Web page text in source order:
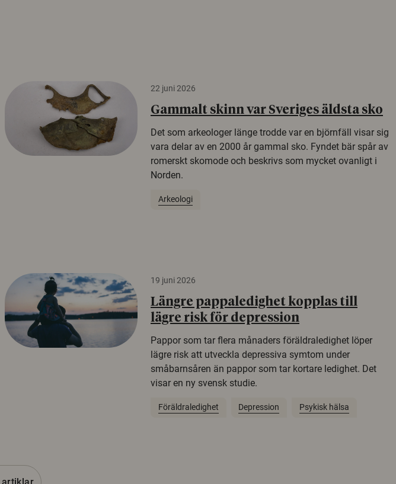
22 juni 2026
Gammalt skinn var Sveriges äldsta sko
Det som arkeologer länge trodde var en björnfäll visar sig
vara delar av en 2000 år gammal sko. Fyndet bär spår av
romerskt skomode och beskrivs som mycket ovanligt i
Norden.
Arkeologi
19 juni 2026
Längre pappaledighet kopplas till
lägre risk för depression
Pappor som tar flera månaders föräldraledighet löper
lägre risk att utveckla depressiva symtom under
småbarnsåren än pappor som tar kortare ledighet. Det
visar en ny svensk studie.
Föräldraledighet Depression Psykisk hälsa